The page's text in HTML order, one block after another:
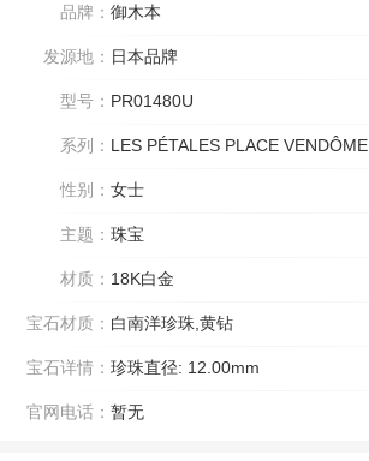
品牌： 御木本
发源地： 日本品牌
型号： PR01480U
系列： LES PÉTALES PLACE VENDÔME
性别： 女士
主题： 珠宝
材质： 18K白金
宝石材质： 白南洋珍珠,黄钻
宝石详情： 珍珠直径: 12.00mm
官网电话： 暂无